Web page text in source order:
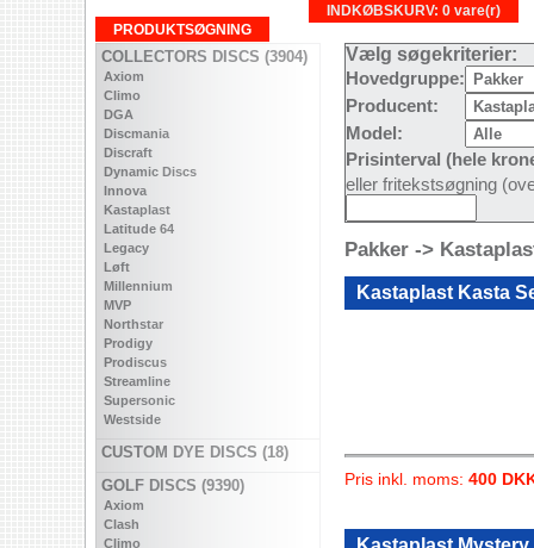
INDKØBSKURV: 0 vare(r)
PRODUKTSØGNING
COLLECTORS DISCS (3904)
Axiom
Climo
DGA
Discmania
Discraft
Dynamic Discs
Innova
Kastaplast
Latitude 64
Legacy
Løft
Millennium
MVP
Northstar
Prodigy
Prodiscus
Streamline
Supersonic
Westside
CUSTOM DYE DISCS (18)
GOLF DISCS (9390)
Axiom
Clash
Climo
Vælg søgekriterier:
Hovedgruppe:
Producent:
Model:
Prisinterval (hele
eller fritekstsøgning
Pakker ->
Kastaplast Kasta
Pris inkl. moms: 400